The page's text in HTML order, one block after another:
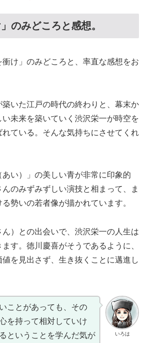
のみどころと感想。
け」のみどころと、率直な感想をお
いた江戸の時代の終わりと、幕末か
未来を築いていく渋沢栄一が時空を
ている。そんな気持ちにさせてくれ
い）」の美しい青が非常に印象的
のみずみずしい演技と相まって、ま
勢いの若者像が描かれています。
）との出会いで、渋沢栄一の人生は
す。徳川慶喜がそうであるように、
を見出さず、生き抜くことに邁進し
いろは
ことがあっても、その
を持って相対していけ
ということを学んだ気が